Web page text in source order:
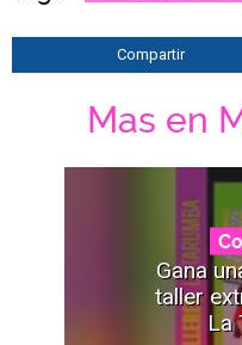
Compartir
Mas en
Gana
taller
La